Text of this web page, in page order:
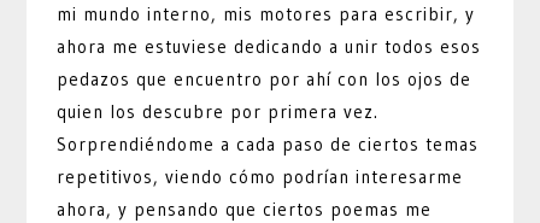
mi mundo interno, mis motores para escribir, y
ahora me estuviese dedicando a unir todos esos
pedazos que encuentro por ahí con los ojos de
quien los descubre por primera vez.
Sorprendiéndome a cada paso de ciertos temas
repetitivos, viendo cómo podrían interesarme
ahora, y pensando que ciertos poemas me